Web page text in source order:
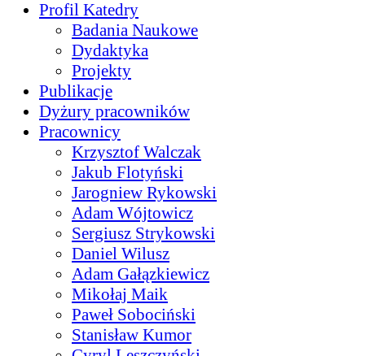
Profil Katedry
Badania Naukowe
Dydaktyka
Projekty
Publikacje
Dyżury pracowników
Pracownicy
Krzysztof Walczak
Jakub Flotyński
Jarogniew Rykowski
Adam Wójtowicz
Sergiusz Strykowski
Daniel Wilusz
Adam Gałązkiewicz
Mikołaj Maik
Paweł Sobociński
Stanisław Kumor